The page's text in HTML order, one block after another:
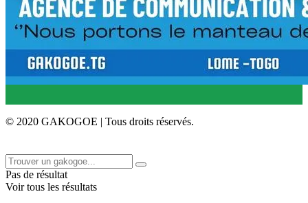
© 2020 GAKOGOE | Tous droits réservés.
Pas de résultat
Voir tous les résultats